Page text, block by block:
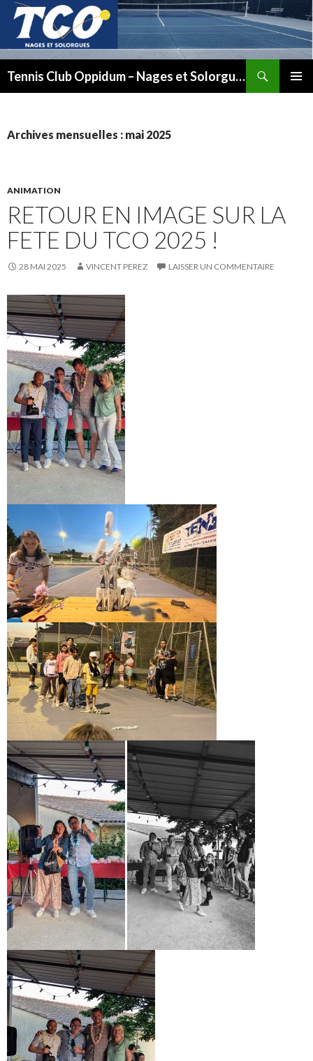
Tennis Club Oppidum – Nages et Solorgues
Archives mensuelles : mai 2025
ANIMATION
RETOUR EN IMAGE SUR LA
FETE DU TCO 2025 !
28 MAI 2025 VINCENT PEREZ LAISSER UN COMMENTAIRE